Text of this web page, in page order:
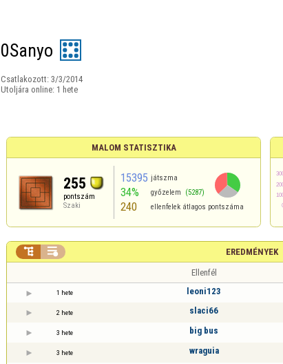
0Sanyo
Csatlakozott: 3/3/2014
Utoljára online: 1 hete
MALOM STATISZTIKA
255
pontszám
Szaki
15395 játszma
34% győzelem (5287)
240 ellenfelek átlagos pontszáma
EREDMÉNYEK
 
Ellenfél
1 hete leoni123
2 hete slaci66
3 hete big bus
3 hete wraguia